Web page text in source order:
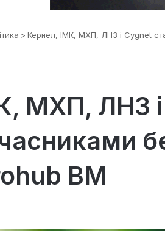
> Кернел, ІМК, МХП, ЛНЗ і Cygnet
МХП, ЛНЗ
BM